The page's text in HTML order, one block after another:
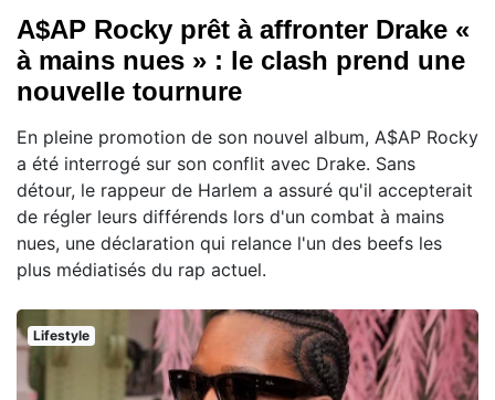
A$AP Rocky prêt à affronter Drake «
à mains nues » : le clash prend une
nouvelle tournure
En pleine promotion de son nouvel album, A$AP Rocky
a été interrogé sur son conflit avec Drake. Sans
détour, le rappeur de Harlem a assuré qu'il accepterait
de régler leurs différends lors d'un combat à mains
nues, une déclaration qui relance l'un des beefs les
plus médiatisés du rap actuel.
Lifestyle